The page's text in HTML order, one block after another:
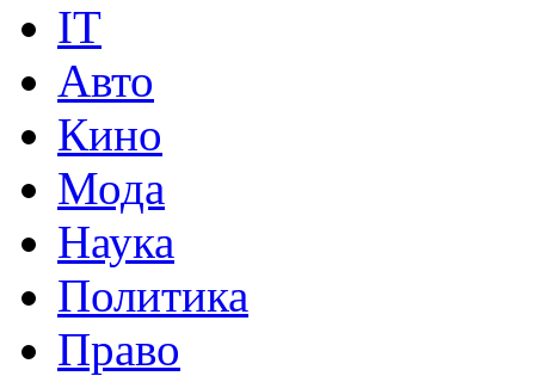
IT
Авто
Кино
Мода
Наука
Политика
Право